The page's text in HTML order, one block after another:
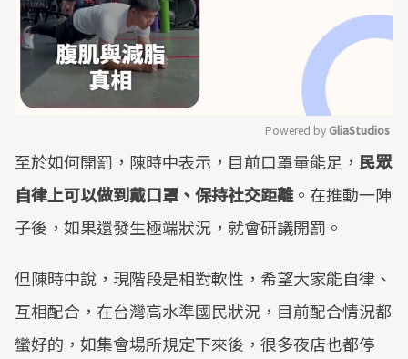
Mute
Powered by GliaStudios
至於如何開罰，陳時中表示，目前口罩量能足， 民眾
自律上可以做到戴口罩、保持社交距離。在推動一陣
子後，如果還發生極端狀況，就會研議開罰。
但陳時中說，現階段是相對軟性，希望大家能自律、
互相配合，在台灣高水準國民狀況，目前配合情況都
蠻好的，如集會場所規定下來後，很多夜店也都停